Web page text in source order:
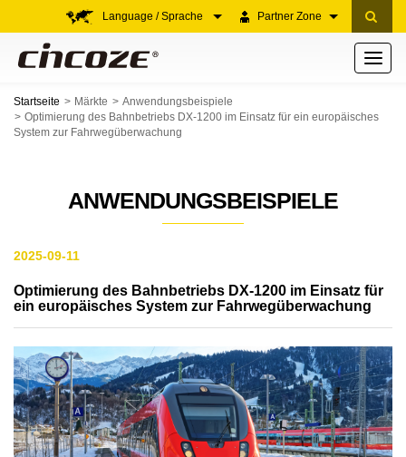
Partner Zone
Language / Sprache
Toggle
Startseite Märkte
Anwendungsbeispiele
Optimierung des Bahnbetriebs DX-1200 im Einsatz für ein europäisches
System zur Fahrwegüberwachung
ANWENDUNGSBEISPIELE
2025-09-11
Optimierung des Bahnbetriebs DX-1200 im Einsatz für
ein europäisches System zur Fahrwegüberwachung